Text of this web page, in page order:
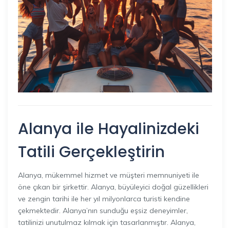
Alanya ile Hayalinizdeki
Tatili Gerçekleştirin
Alanya, mükemmel hizmet ve müşteri memnuniyeti ile
öne çıkan bir şirkettir. Alanya, büyüleyici doğal güzellikleri
ve zengin tarihi ile her yıl milyonlarca turisti kendine
çekmektedir. Alanya’nın sunduğu eşsiz deneyimler,
tatilinizi unutulmaz kılmak için tasarlanmıştır. Alanya,